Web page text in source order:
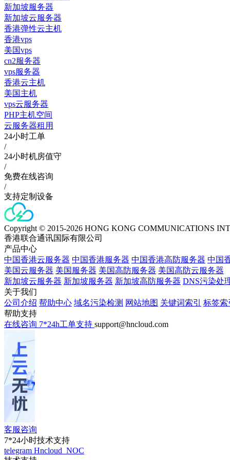
新加坡服务器
新加坡云服务器
香港弹性云主机
香港vps
美国vps
cn2服务器
vps服务器
香港云主机
美国主机
vps云服务器
PHP主机空间
云服务器租用
24小时工单
/
24小时机房值守
/
免费在线咨询
/
支持定制设备
Copyright © 2015-2026 HONG KONG COMMUNICATIONS
香港联合通讯国际有限公司
产品中心
中国香港云服务器 中国香港服务器 中国香港高防服务器 中国
美国云服务器 美国服务器 美国高防服务器 美国高防云服务器
新加坡云服务器 新加坡服务器 新加坡高防服务器 DNS污染处
关于我们
公司介绍 帮助中心 域名污染检测 网站地图 关键词索引
标签索
帮助支持
在线咨询 7*24h工单支持 support@hncloud.com
客服咨询
7*24小时技术支持
telegram Hncloud_NOC